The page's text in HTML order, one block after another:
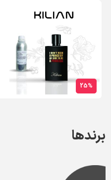
25%
برندها